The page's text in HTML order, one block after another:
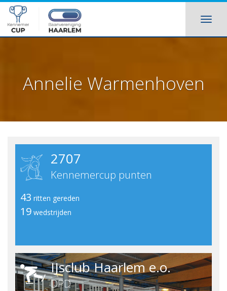
Annelie Warmenhoven
2707
Kennemercup punten
43 ritten gereden
19 wedstrijden
IJsclub Haarlem e.o.
DPD